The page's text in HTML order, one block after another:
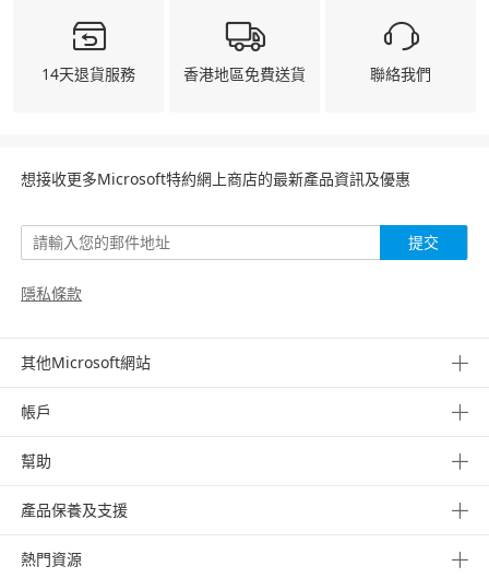
14天退貨服務 香港地區免費送貨 聯絡我們
想接收更多Microsoft特約網上商店的最新產品資訊及優惠
提交
隱私條款
其他Microsoft網站
帳戶
幫助
產品保養及支援
熱門資源